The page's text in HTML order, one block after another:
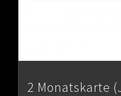
2 Monatskarte